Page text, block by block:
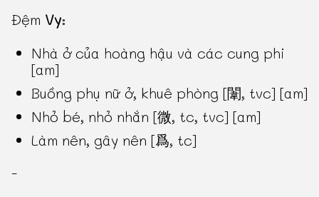
Đệm Vy:
Nhà ở của hoàng hậu và các cung phi
[am]
Buồng phụ nữ ở, khuê phòng [闈, tvc] [am]
Nhỏ bé, nhỏ nhắn [微, tc, tvc] [am]
Làm nên, gây nên [爲, tc]
-